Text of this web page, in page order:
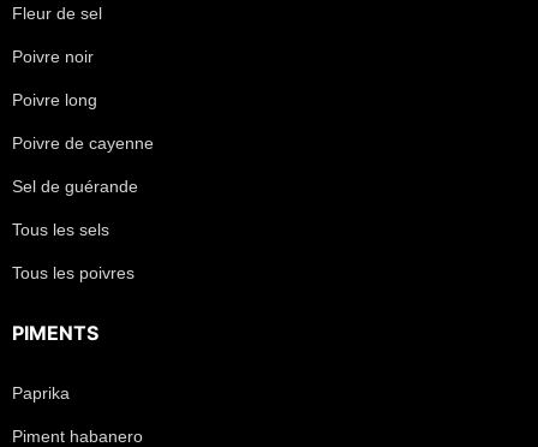
Fleur de sel
Poivre noir
Poivre long
Poivre de cayenne
Sel de guérande
Tous les sels
Tous les poivres
PIMENTS
Paprika
Piment habanero